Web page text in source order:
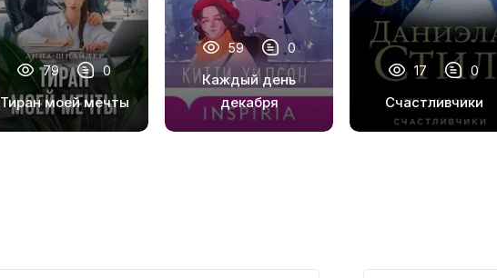
79 0
Тиран моей мечты
59 0
Каждый день
декабря
17 0
Счастливчики